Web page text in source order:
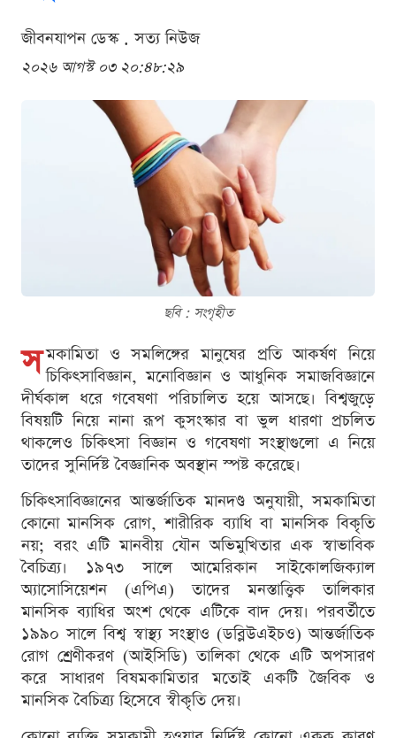
জীবনযাপন ডেস্ক . সত্য নিউজ
২০২৬ আগস্ট ০৩ ২০:৪৮:২৯
ছবি : সংগৃহীত
স মকামিতা ও সমলিঙ্গের মানুষের প্রতি আকর্ষণ নিয়ে
চিকিৎসাবিজ্ঞান, মনোবিজ্ঞান ও আধুনিক সমাজবিজ্ঞানে
দীর্ঘকাল ধরে গবেষণা পরিচালিত হয়ে আসছে। বিশ্বজুড়ে
বিষয়টি নিয়ে নানা রূপ কুসংস্কার বা ভুল ধারণা প্রচলিত
থাকলেও চিকিৎসা বিজ্ঞান ও গবেষণা সংস্থাগুলো এ নিয়ে
তাদের সুনির্দিষ্ট বৈজ্ঞানিক অবস্থান স্পষ্ট করেছে।
চিকিৎসাবিজ্ঞানের আন্তর্জাতিক মানদণ্ড অনুযায়ী, সমকামিতা
কোনো মানসিক রোগ, শারীরিক ব্যাধি বা মানসিক বিকৃতি
নয়; বরং এটি মানবীয় যৌন অভিমুখিতার এক স্বাভাবিক
বৈচিত্র্য। ১৯৭৩ সালে আমেরিকান সাইকোলজিক্যাল
অ্যাসোসিয়েশন (এপিএ) তাদের মনস্তাত্ত্বিক তালিকার
মানসিক ব্যাধির অংশ থেকে এটিকে বাদ দেয়। পরবর্তীতে
১৯৯০ সালে বিশ্ব স্বাস্থ্য সংস্থাও (ডব্লিউএইচও) আন্তর্জাতিক
রোগ শ্রেণীকরণ (আইসিডি) তালিকা থেকে এটি অপসারণ
করে সাধারণ বিষমকামিতার মতোই একটি জৈবিক ও
মানসিক বৈচিত্র্য হিসেবে স্বীকৃতি দেয়।